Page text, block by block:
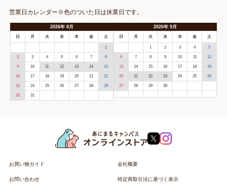
営業日カレンダー※色のついた日は休業日です。
2026年 8月
日 月 火 水 木 金 土
1
2 3 4 5 6 7 8
9 10 11 12 13 14 15
16 17 18 19 20 21 22
23 24 25 26 27 28 29
30 31
2026年9月
日 月 火 水 木 金 土
1 2 3 4 5
6 7 8 9 10 11 12
13 14 15 16 17 18 19
20 21 22 23 24 25 26
27 28 29 30
お買い物ガイド 会社概要
お問い合わせ 特定商取引法に基づく表示